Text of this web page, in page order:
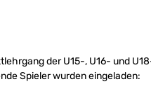
der U15-, U16- und
Spieler wurden eingeladen: